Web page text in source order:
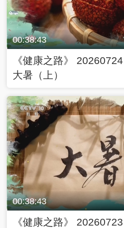
00:38:43
《健康之路》
大暑（上）
00:38:43
《健康之路》